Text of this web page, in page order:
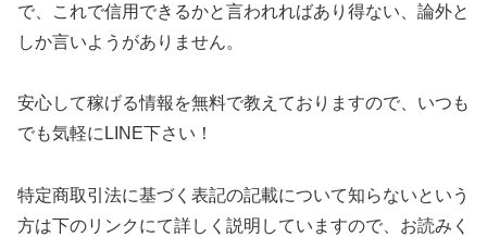
で、これで信用できるかと言われればあり得ない、論外と
しか言いようがありません。
安心して稼げる情報を無料で教えておりますので、いつも
でも気軽にLINE下さい！
特定商取引法に基づく表記の記載について知らないという
方は下のリンクにて詳しく説明していますので、お読みく